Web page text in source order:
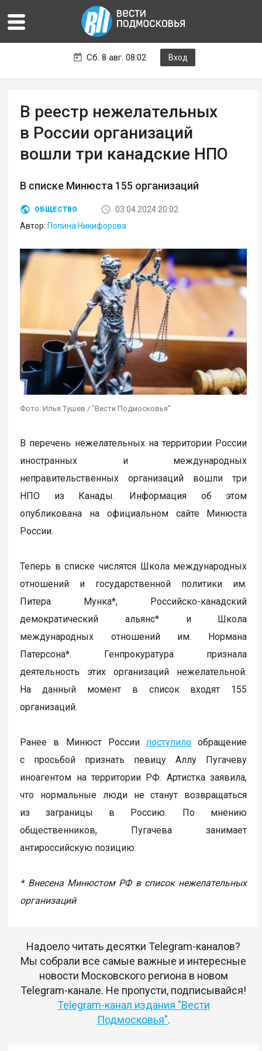
Сб. 8 авг. 08:02 Вход
В реестр нежелательных
в России организаций
вошли три канадские НПО
В списке Минюста 155 организаций
ОБЩЕСТВО
03.04.2024 20:02
Автор: Полина Никифорова
Фото: Илья Тушев / "Вести Подмосковья"
В перечень нежелательных на территории России
иностранных и международных
неправительственных организаций вошли три
НПО из Канады. Информация об этом
опубликована на официальном сайте Минюста
России.
Теперь в списке числятся Школа международных
отношений и государственной политики им.
Питера Мунка*, Российско-канадский
демократический альянс* и Школа
международных отношений им. Нормана
Патерсона*. Генпрокуратура признала
деятельность этих организаций нежелательной.
На данный момент в список входят 155
организаций.
Ранее в Минюст России поступило обращение
с просьбой признать певицу Аллу Пугачеву
иноагентом на территории РФ. Артистка заявила,
что нормальные люди не станут возвращаться
из заграницы в Россию. По мнению
общественников, Пугачева занимает
антироссийскую позицию.
* Внесена Минюстом РФ в список нежелательных
организаций
Надоело читать десятки Telegram-каналов?
Мы собрали все самые важные и интересные
новости Московского региона в новом
Telegram-канале. Не пропусти, подписывайся!
Telegram-канал издания "Вести
Подмосковья".